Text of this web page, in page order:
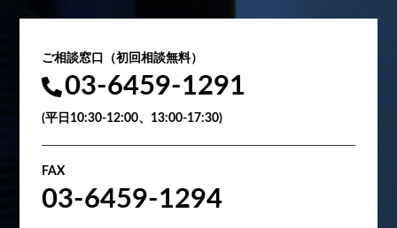
ご相談窓口（初回相談無料）
03-6459-1291
(平日10:30-12:00、13:00-17:30)
FAX
03-6459-1294